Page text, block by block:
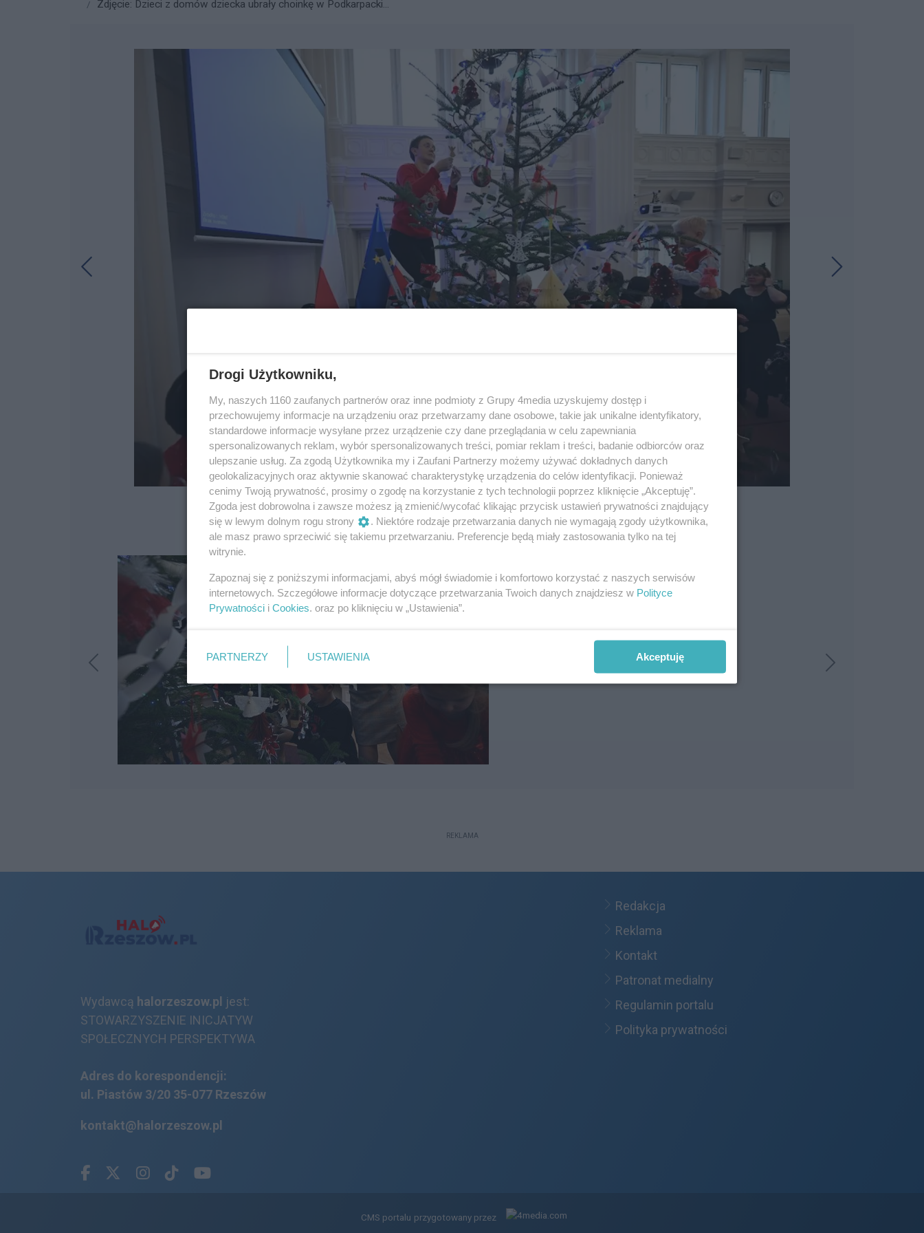
Zdjęcie: Dzieci z domów dziecka ubrały choinkę w Podkarpacki...
9 / 59
REKLAMA
Wydawcą halorzeszow.pl jest:
STOWARZYSZENIE INICJATYW
SPOŁECZNYCH PERSPEKTYWA
Adres do korespondencji:
ul. Piastów 3/20 35-077 Rzeszów
kontakt@halorzeszow.pl
Redakcja
Reklama
Kontakt
Patronat medialny
Regulamin portalu
Polityka prywatności
Facebook.com
X.comInstagram.com
Tiktok.com
Youtube.com
CMS portalu przygotowany przez
Drogi Użytkowniku,
My, naszych 1160 zaufanych partnerów oraz inne podmioty z Grupy 4media uzyskujemy dostęp i
przechowujemy informacje na urządzeniu oraz przetwarzamy dane osobowe, takie jak unikalne identyfikatory,
standardowe informacje wysyłane przez urządzenie czy dane przeglądania w celu zapewniania
spersonalizowanych reklam, wybór spersonalizowanych treści, pomiar reklam i treści, badanie odbiorców oraz
ulepszanie usług. Za zgodą Użytkownika my i Zaufani Partnerzy możemy używać dokładnych danych
geolokalizacyjnych oraz aktywnie skanować charakterystykę urządzenia do celów identyfikacji. Ponieważ
cenimy Twoją prywatność, prosimy o zgodę na korzystanie z tych technologii poprzez kliknięcie „Akceptuję”.
Zgoda jest dobrowolna i zawsze możesz ją zmienić/wycofać klikając przycisk ustawień prywatności znajdujący
się w lewym dolnym rogu strony
. Niektóre rodzaje przetwarzania danych nie wymagają zgody użytkownika,
ale masz prawo sprzeciwić się takiemu przetwarzaniu. Preferencje będą miały zastosowania tylko na tej
witrynie.
Zapoznaj się z poniższymi informacjami, abyś mógł świadomie i komfortowo korzystać z naszych serwisów
internetowych. Szczegółowe informacje dotyczące przetwarzania Twoich danych znajdziesz w Polityce
Prywatności i Cookies. oraz po kliknięciu w „Ustawienia”.
PARTNERZY USTAWIENIA Akceptuję